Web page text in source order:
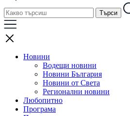
Новини
Водещи новини
Новини България
Новини от Света
Регионални новини
Любопитно
Програма